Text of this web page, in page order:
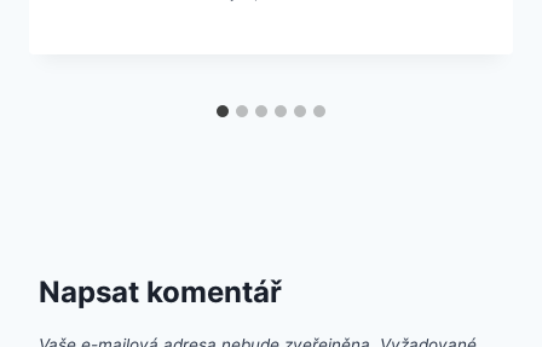
Napsat komentář